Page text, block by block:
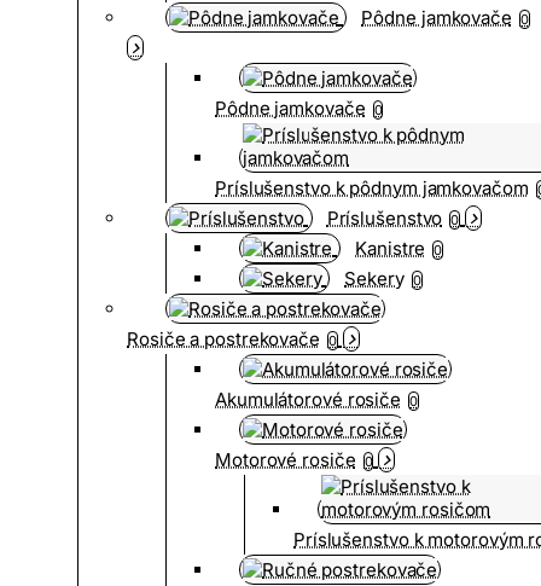
Pôdne jamkovače 0
Pôdne jamkovače 0
Príslušenstvo k pôdnym jamkovačom
Príslušenstvo 0
Kanistre 0
Sekery 0
Rosiče a postrekovače 0
Akumulátorové rosiče 0
Motorové rosiče 0
Príslušenstvo k motorovým